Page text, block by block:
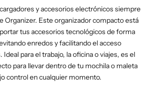
y accesorios electrónicos siempre
Organizer. Este organizador compacto está
tus accesorios tecnológicos de forma
enredos y facilitando el acceso
para el trabajo, la oficina o viajes, es el
para llevar dentro de tu mochila o maleta
control en cualquier momento.